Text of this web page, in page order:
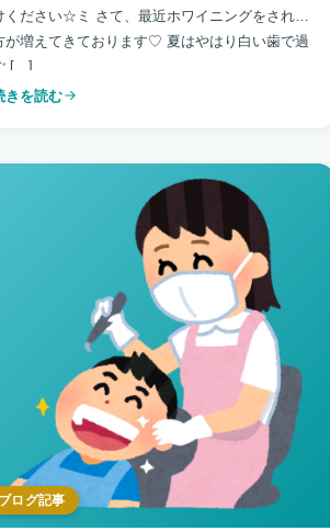
ください☆ミ さて、最近ホワイニングをされる
が増えてきております♡ 夏はやはり白い歯で過
[…]
きを読む
ログ記事